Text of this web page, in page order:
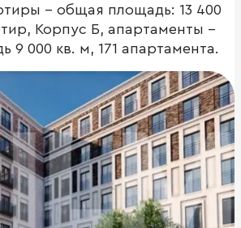
- общая площадь: 13 400
Корпус Б, апартаменты -
9 000 кв. м, 171 апартамента.